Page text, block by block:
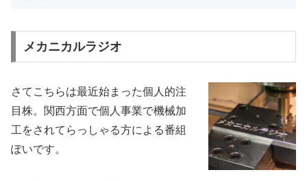
メカニカルラジオ
さてこちらは最近始まった個人的注
目株。関西方面で個人事業で機械加
工をされてらっしゃる方による番組
ぽいです。